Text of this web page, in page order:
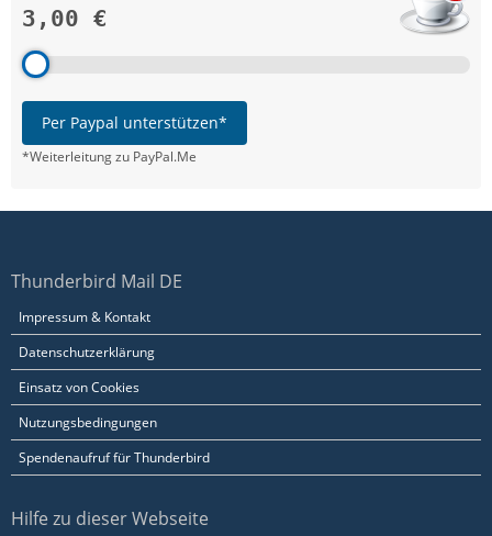
3,00 €
Per Paypal unterstützen*
*Weiterleitung zu PayPal.Me
Thunderbird Mail DE
Impressum & Kontakt
Datenschutzerklärung
Einsatz von Cookies
Nutzungsbedingungen
Spendenaufruf für Thunderbird
Hilfe zu dieser Webseite